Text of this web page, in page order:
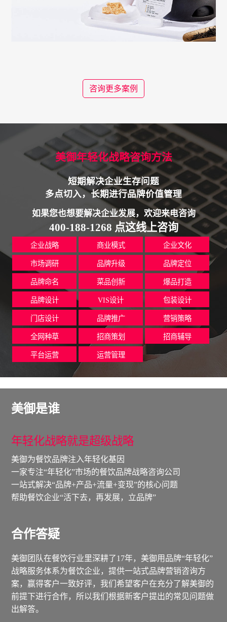
咨询更多案例
美御年轻化战略咨询方法
短期解决企业生存问题
多点切入，长期进行品牌价值管理
如果您也想要解决企业发展，欢迎来电咨询
400-188-1268 点这线上咨询
企业战略 商业模式 企业文化
市场调研 品牌升级 品牌定位
品牌命名 菜品创新 爆品打造
品牌设计 VIS设计 包装设计
门店设计 品牌推广 营销策略
全网种草 招商策划 招商辅导
平台运营 运营管理
美御是谁
年轻化战略就是超级战略
美御为餐饮品牌注入年轻化基因
一家专注“年轻化”市场的餐饮品牌战略咨询公司
一站式解决“品牌+产品+流量+变现”的核心问题
帮助餐饮企业“活下去，再发展，立品牌”
合作答疑
美御团队在餐饮行业里深耕了17年，美御用品牌“年轻化”
战略服务体系为餐饮企业，提供一站式品牌营销咨询方
案，赢得客户一致好评，我们希望客户在充分了解美御的
前提下进行合作，所以我们根据新客户提出的常见问题做
出解答。